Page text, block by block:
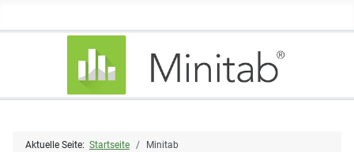
Aktuelle Seite: Startseite Minitab